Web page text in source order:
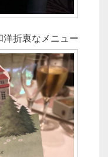
折衷なメニュー